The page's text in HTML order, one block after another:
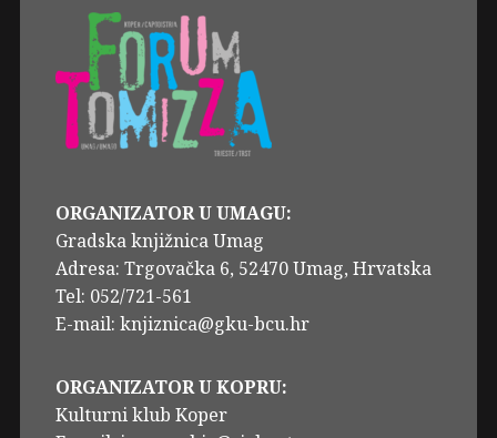
ORGANIZATOR U UMAGU:
Gradska knjižnica Umag
Adresa: Trgovačka 6, 52470 Umag, Hrvatska
Tel: 052/721-561
E-mail: knjiznica@gku-bcu.hr
ORGANIZATOR U KOPRU:
Kulturni klub Koper